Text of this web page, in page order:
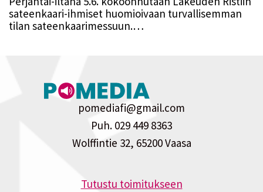
sateenkaari-ihmiset huomioivaan turvallisemman
tilan sateenkaarimessuun.…
pomediafi@gmail.com
Puh. 029 449 8363
Wolffintie 32, 65200 Vaasa
Tutustu toimitukseen